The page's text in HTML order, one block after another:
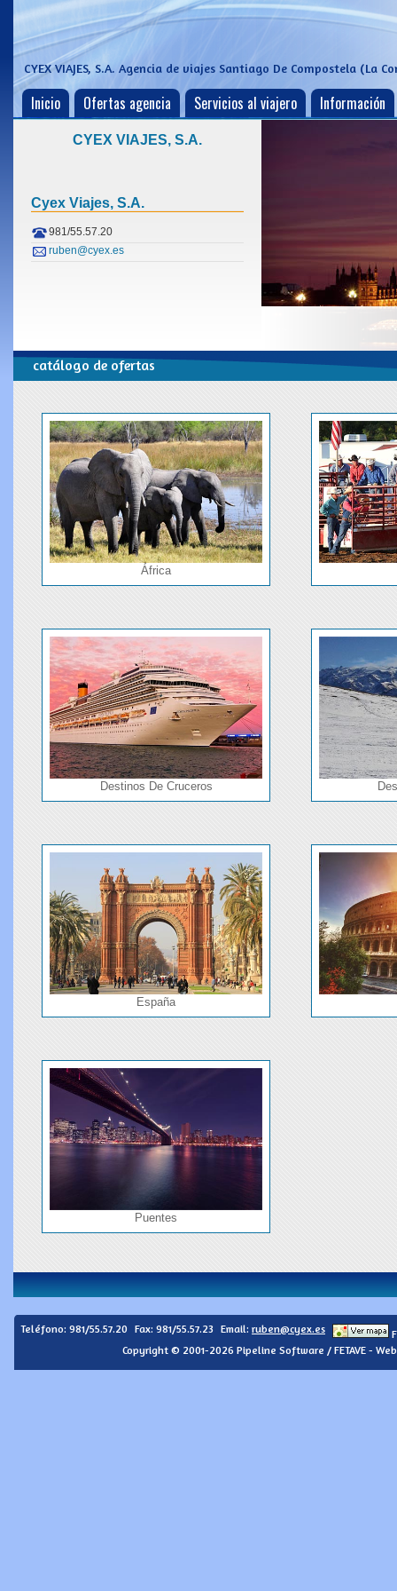
CYEX VIAJES, S.A. Agencia de viajes Santiago De Compostela (La
Inicio Ofertas agencia Servicios al viajero Información
CYEX VIAJES, S.A.
Cyex Viajes, S.a.
981/55.57.20
ruben@cyex.es
catálogo de ofertas
África
Destinos De Cruceros
España
Puentes
Teléfono: 981/55.57.20 Fax: 981/55.57.23 Email: ruben@cyex.es
Copyright © 2001-2026 Pipeline Software / FETAVE -